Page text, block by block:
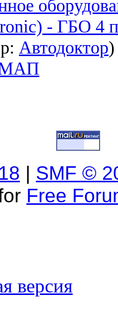
- ГБО 4
Автодоктор
МАП
| SMF ©
Free
версия